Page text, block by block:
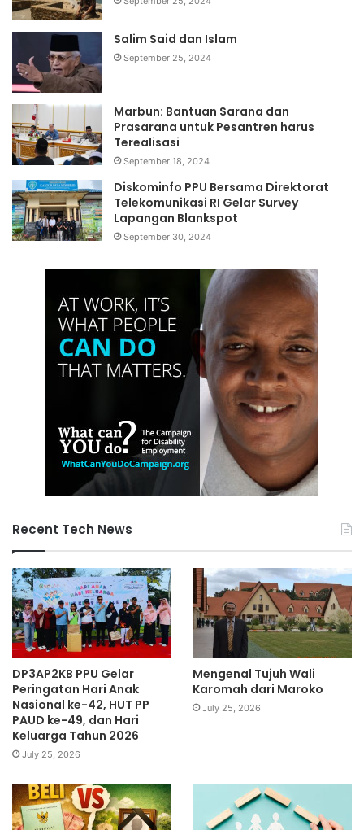
Salim Said dan Islam
September 25, 2024
Marbun: Bantuan Sarana dan
Prasarana untuk Pesantren harus
Terealisasi
September 18, 2024
Diskominfo PPU Bersama Direktorat
Telekomunikasi RI Gelar Survey
Lapangan Blankspot
September 30, 2024
Recent Tech News
DP3AP2KB PPU Gelar
Peringatan Hari Anak
Nasional ke-42, HUT PP
PAUD ke-49, dan Hari
Keluarga Tahun 2026
July 25, 2026
Mengenal Tujuh Wali
Karomah dari Maroko
July 25, 2026